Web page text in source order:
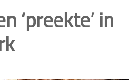
‘preekte’ in